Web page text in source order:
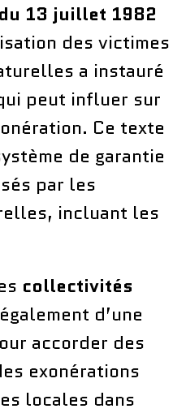
13 juillet 1982
des victimes
a instauré
peut influer sur
Ce texte
de garantie
par les
incluant les
collectivités
d’une
accorder des
exonérations
locales dans